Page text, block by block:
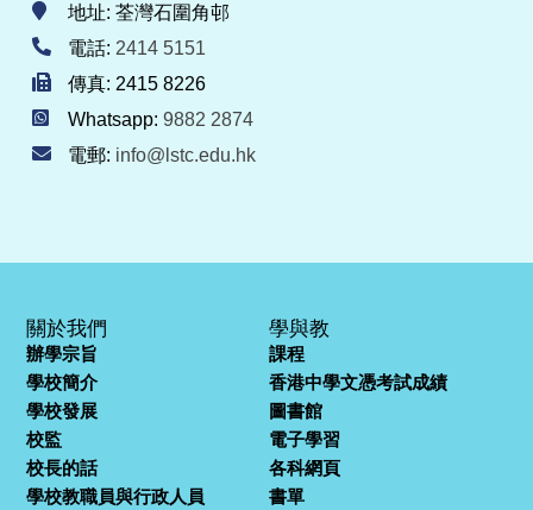
地址: 荃灣石圍角邨
電話: 2414 5151
傳真: 2415 8226
Whatsapp: 9882 2874
電郵: info@lstc.edu.hk
關於我們
辦學宗旨
學校簡介
學校發展
校監
校長的話
學校教職員與行政人員
學與教
課程
香港中學文憑考試成績
圖書館
電子學習
各科網頁
書單